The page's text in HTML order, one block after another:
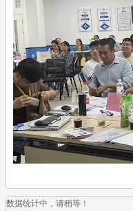
数据统计中，请稍等！